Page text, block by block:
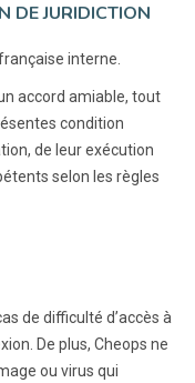
DE JURIDICTION
interne.
accord amiable, tout
condition
de leur exécution
selon les règles
de difficulté d’accès à
De plus, Cheops ne
ou virus qui